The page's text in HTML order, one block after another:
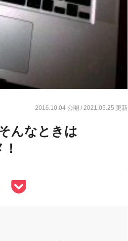
2016.10.04 公開 / 2021.05.25 更新
んなときは